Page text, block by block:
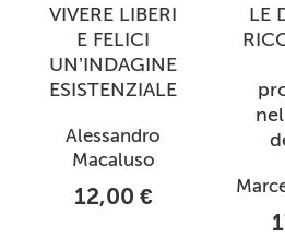
VIVERE LIBERI
E FELICI
UN’INDAGINE
ESISTENZIALE
Alessandro
Macaluso
12,00 €
LE